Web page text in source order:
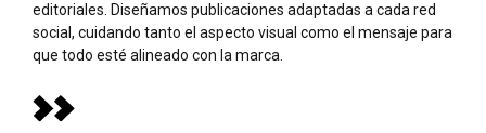
editoriales. Diseñamos publicaciones adaptadas a cada red
social, cuidando tanto el aspecto visual como el mensaje para
que todo esté alineado con la marca.